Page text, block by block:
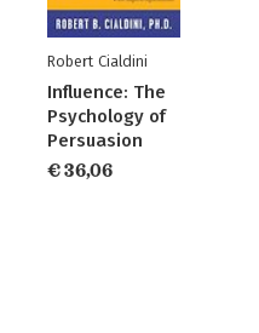
Robert Cialdini
Influence: The
Psychology of
Persuasion
€ 36,06